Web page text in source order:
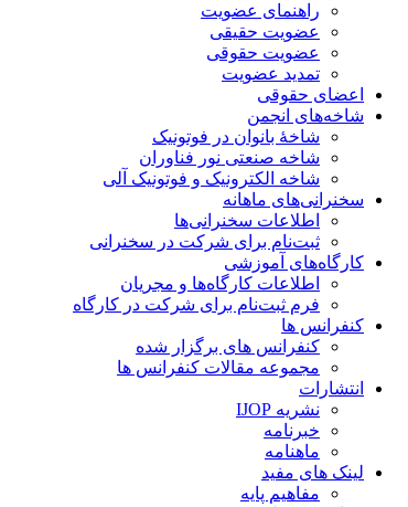
راهنمای عضویت
عضویت حقیقی
عضویت حقوقی
تمدید عضویت
اعضای حقوقی
شاخه‌های انجمن
شاخۀ بانوان در فوتونیک
شاخه صنعتی نور فناوران
شاخه‌ الکترونیک و فوتونیک آلی
سخنرانی‌های ماهانه
اطلاعات سخنرانی‌‌ها
ثبت‌نام برای شرکت در سخنرانی
کارگاه‌های آموزشی
اطلاعات کارگاه‌ها و مجریان
فرم ثبت‌نام برای شرکت در کارگاه
کنفرانس ها
کنفرانس های برگزار شده
مجموعه مقالات کنفرانس ها
انتشارات
نشریه IJOP
خبرنامه
ماهنامه
لینک های مفید
مفاهیم پایه